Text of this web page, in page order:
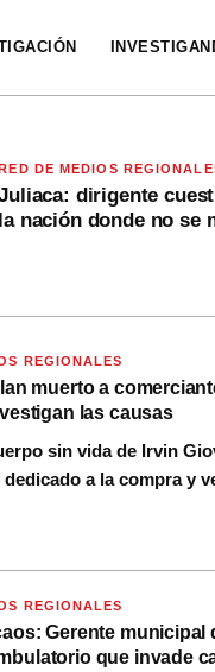
DE MEDIOS
dirigente
la nación donde no se
REGIONALES
muerto a
las causas
sin vida de Irvin
a la compra y
REGIONALES
Gerente municipal
que invade